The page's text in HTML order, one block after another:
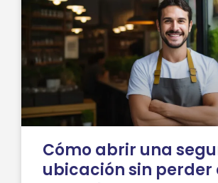
Cómo abrir una
ubicación sin perder